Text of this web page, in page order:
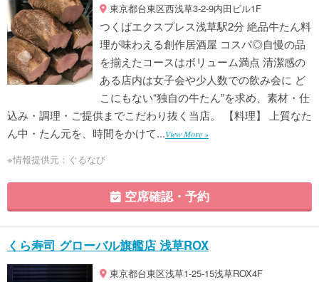
東京都台東区西浅草3-2-9内田ビル1F
つくばエクスプレス浅草駅2分 絶品牛たん料
理が味わえる創作居酒屋 コスパ◎自慢の品
を揃えたコースはボリューム満点 清潔感の
ある店内は女子会や少人数での飲み会に ど
こにもない“独自の牛たん”を求め、素材・仕
込み・調理・ご提供までこだわり抜く当店。 【料理】 上質なた
ん中・たん元を、時間をかけて...View More »
※情報提供元：ぐるなび
空席確認・予約
くら寿司 グローバル旗艦店 浅草ROX
東京都台東区浅草1-25-15浅草ROX4F